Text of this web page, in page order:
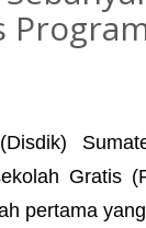
Gratis
pertama